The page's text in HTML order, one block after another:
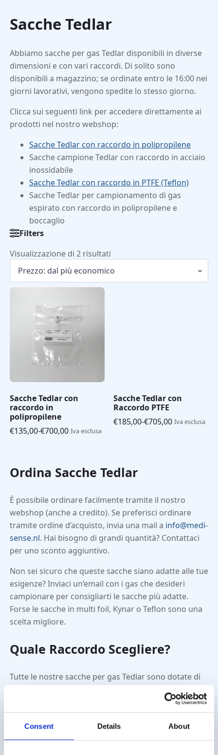
Consent Details About
Sacche Tedlar
Abbiamo sacche per gas Tedlar disponibili in diverse
dimensioni e con vari raccordi. Di solito sono
disponibili a magazzino; se ordinate entro le 16:00 nei
giorni lavorativi, vengono spedite lo stesso giorno.
Clicca sui seguenti link per accedere direttamente ai
prodotti nel nostro webshop:
Sacche Tedlar con raccordo in polipropilene
Sacche campione Tedlar con raccordo in acciaio
inossidabile
Sacche Tedlar con raccordo in PTFE (Teflon)
Sacche Tedlar per campionamento di gas
espirato con raccordo in polipropilene e
boccaglio
Filters
Visualizzazione di 2 risultati
più
economico
Sacche Tedlar con
raccordo in
polipropilene
€135,00-€700,00
Fascia
€135,00
Iva esclusa
Sacche Tedlar con
Raccordo PTFE
€185,00-€705,00
Fascia
a
Iva esclusa
Ordina Sacche Tedlar
È possibile ordinare facilmente tramite il nostro
webshop (anche a credito). Se preferisci ordinare
tramite ordine d’acquisto, invia una mail a info@medi-
sense.nl. Hai bisogno di grandi quantità? Contattaci
per uno sconto aggiuntivo.
Non sei sicuro che queste sacche siano adatte alle tue
esigenze? Inviaci un’email con i gas che desideri
campionare per consigliarti le sacche più adatte.
Forse le sacche in multi foil, Kynar o Teflon sono una
scelta migliore.
Quale Raccordo Scegliere?
Tutte le nostre sacche per gas Tedlar sono dotate di
un raccordo brevettato 2-in-1 che combina la valvola
e il setto in un unico componente, consentendo una
facile apertura e chiusura. È possibile collegare un
tubo con diametro interno di 3/16″ al raccordo.
Consigliamo di utilizzare un tubo in PTFE inerte per